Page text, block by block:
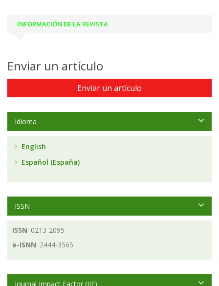
INFORMACIÓN DE LA REVISTA
Enviar un artículo
Enviar un artículo
Idioma
English
Español (España)
ISSN
ISSN: 0213-2095
e-ISNN: 2444-3565
Journal Impact Factor (JIF)